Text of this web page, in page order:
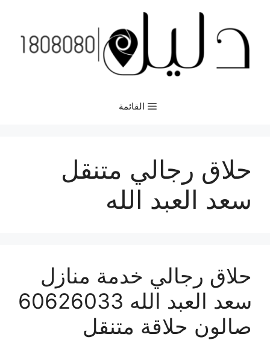
المحتوى
القائمة
حلاق رجالي متنقل
سعد العبد الله
حلاق رجالي خدمة منازل
سعد العبد الله 60626033
صالون حلاقة متنقل